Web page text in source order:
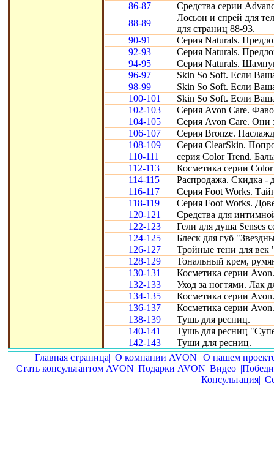
86-87
Средства серии
88-89
Лосьон и спрей для
для страниц 88-93.
90-91
Серия Naturals.
92-93
Серия Naturals.
94-95
Серия Naturals.
96-97
Skin So Soft. Если
98-99
Skin So Soft. Если
100-101
Skin So Soft. Если
102-103
Серия Avon Care.
104-105
Серия Avon Care. Они
106-107
Серия Bronze.
108-109
Серия ClearSkin.
110-111
серия Color Trend.
112-113
Косметика серии
114-115
Распродажа. Скидка -
116-117
Серия Foot Works.
118-119
Серия Foot Works.
120-121
Средства для
122-123
Гели для душа Senses
124-125
Блеск для губ
126-127
Тройные тени для век
128-129
Тональный крем,
130-131
Косметика серии Avon.
132-133
Уход за ногтями. Лак
134-135
Косметика серии Avon.
136-137
Косметика серии Avon.
138-139
Тушь для ресниц.
140-141
Тушь для ресниц
142-143
Туши для ресниц.
|Главная страница| |О компании AVON| |О нашем
Стать консультантом AVON| Подарки AVON |Видео|
Консультация|